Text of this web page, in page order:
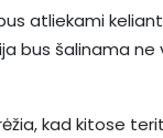
atliekami
bus šalinama
kad kitose